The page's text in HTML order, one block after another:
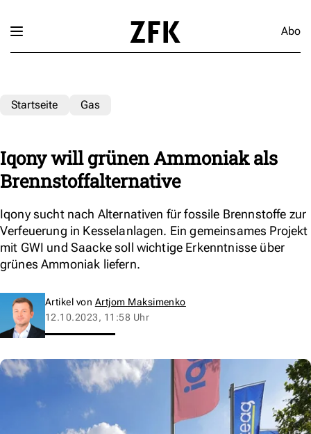
Abo
Startseite Gas
Iqony will grünen Ammoniak als
Brennstoffalternative
Iqony sucht nach Alternativen für fossile Brennstoffe zur
Verfeuerung in Kesselanlagen. Ein gemeinsames Projekt
mit GWI und Saacke soll wichtige Erkenntnisse über
grünes Ammoniak liefern.
Artikel von Artjom Maksimenko
12.10.2023, 11:58 Uhr